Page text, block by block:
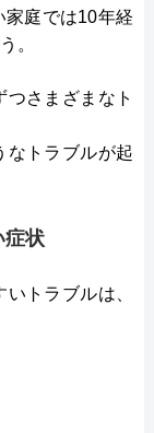
家庭では10年経
。
さまざまなト
なトラブルが起
症状
トラブルは、